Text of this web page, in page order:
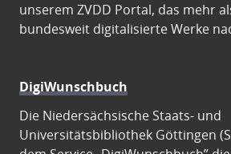
unserem ZVDD Portal, das mehr
bundesweit digitalisierte Werke
DigiWunschbuch
Die Niedersächsische Staats- und
Universitätsbibliothek Göttingen